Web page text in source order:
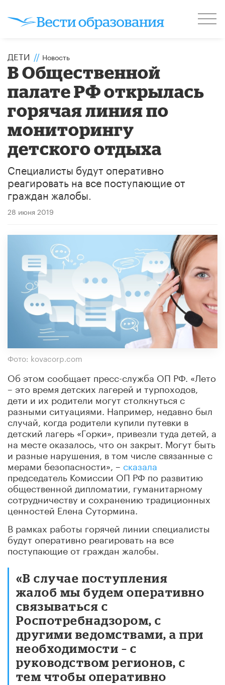
ДЕТИ // Новость
В Общественной
палате РФ открылась
горячая линия по
мониторингу
детского отдыха
Специалисты будут оперативно
реагировать на все поступающие от
граждан жалобы.
28 июня 2019
Фото: kovacorp.com
Об этом сообщает пресс-служба ОП РФ. «Лето
– это время детских лагерей и турпоходов,
дети и их родители могут столкнуться с
разными ситуациями. Например, недавно был
случай, когда родители купили путевки в
детский лагерь «Горки», привезли туда детей, а
на месте оказалось, что он закрыт. Могут быть
и разные нарушения, в том числе связанные с
мерами безопасности», – сказала
председатель Комиссии ОП РФ по развитию
общественной дипломатии, гуманитарному
сотрудничеству и сохранению традиционных
ценностей Елена Сутормина.
В рамках работы горячей линии специалисты
будут оперативно реагировать на все
поступающие от граждан жалобы.
«В случае поступления
жалоб мы будем оперативно
связываться с
Роспотребнадзором, с
другими ведомствами, а при
необходимости – с
руководством регионов, с
тем чтобы оперативно